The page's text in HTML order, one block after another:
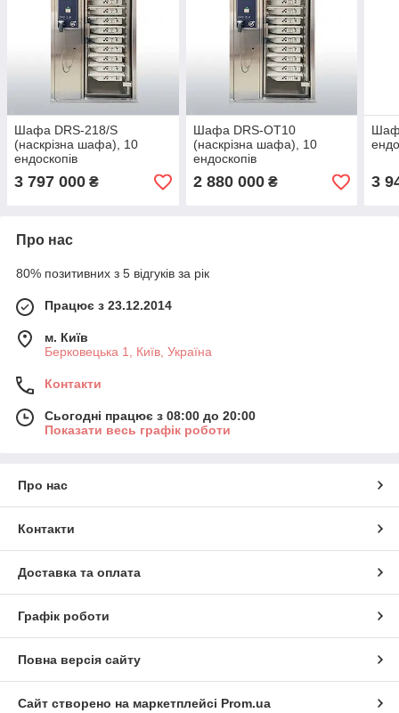
Шафа DRS-218/S
(наскрiзна шафа), 10
ендоскопів
3 797 000 ₴
Шафа DRS-ОТ10
(наскрiзна шафа), 10
ендоскопів
2 880 000₴ 3
Про нас
80% позитивних з 5 відгуків за рік
Працює з 23.12.2014
м. Київ
Берковецька 1, Київ, Україна
Контакти
Сьогодні працює з 08:00 до 20:00
Показати весь графік роботи
Про нас
Контакти
Доставка та оплата
Графік роботи
Повна версія сайту
Сайт створено на маркетплейсі Prom.ua